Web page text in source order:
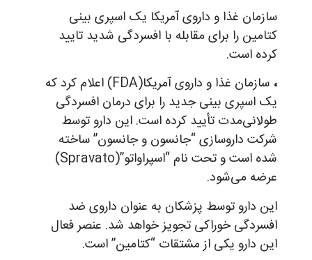
سازمان غذا و داروی آمریکا یک اسپری بینی
کتامین را برای مقابله با افسردگی شدید تایید
کرده است.
،
سازمان غذا و داروی آمریکا(FDA) اعلام کرد که
یک اسپری بینی جدید را برای درمان افسردگی
طولانی‌مدت تأیید کرده است. این دارو توسط
شرکت داروسازی “جانسون و جانسون” ساخته
شده است و تحت نام “اسپراواتو”(Spravato)
عرضه می‌شود.
این دارو توسط پزشکان به عنوان داروی ضد
افسردگی خوراکی تجویز خواهد شد. عنصر فعال
این دارو یکی از مشتقات “کتامین” است.